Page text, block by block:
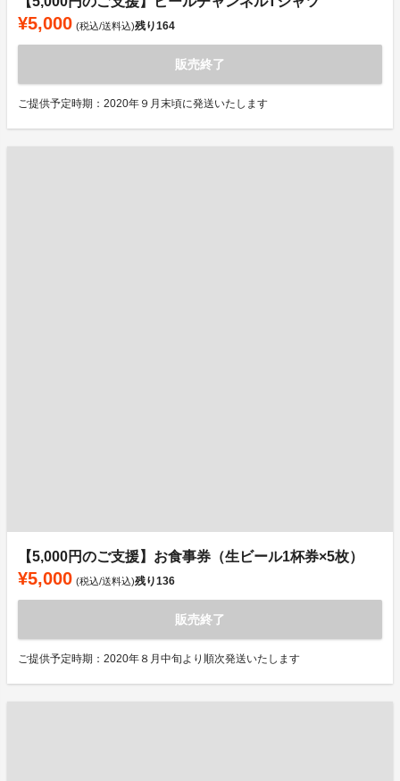
¥5,000 (税込/送料込)残り164
販売終了
ご提供予定時期：2020年９月末頃に発送いたします
【5,000円のご支援】お食事券（生ビール1杯券×5枚）
¥5,000 (税込/送料込)残り136
販売終了
ご提供予定時期：2020年８月中旬より順次発送いたします